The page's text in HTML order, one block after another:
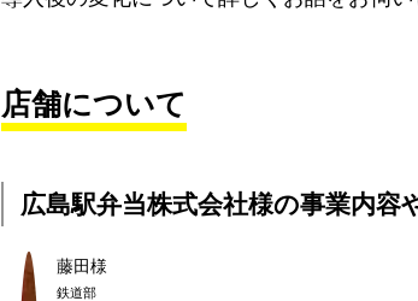
店舗について
広島駅弁当株式会社様の事業内容
藤田様
鉄道部